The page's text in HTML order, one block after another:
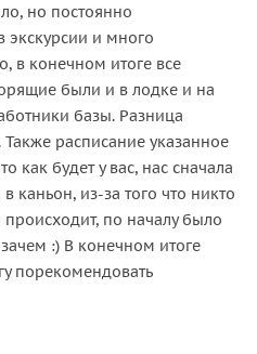
но постоянно
экскурсии и много
в конечном итоге все
были и в лодке и на
базы. Разница
расписание указанное
как будет у вас, нас сначала
каньон, из-за того что никто
по началу было
:) В конечном итоге
порекомендовать